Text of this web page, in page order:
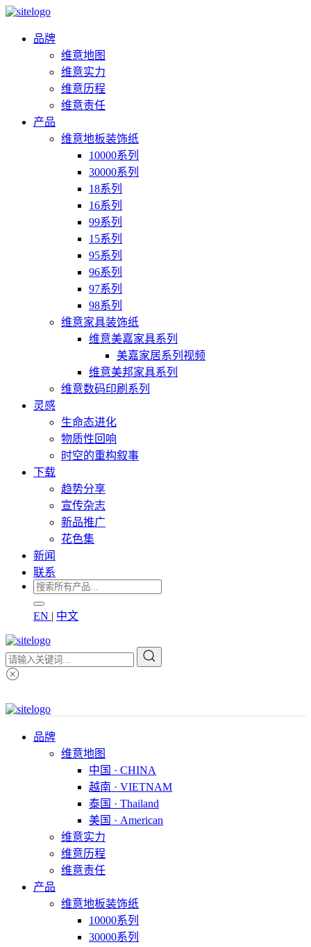
品牌
维意地图
维意实力
维意历程
维意责任
产品
维意地板装饰纸
10000系列
30000系列
18系列
16系列
99系列
15系列
95系列
96系列
97系列
98系列
维意家具装饰纸
维意美嘉家具系列
美嘉家居系列视频
维意美邦家具系列
维意数码印刷系列
灵感
生命态进化
物质性回响
时空的重构叙事
下载
趋势分享
宣传杂志
新品推广
花色集
新闻
联系
EN | 中文
品牌
维意地图
中国 · CHINA
越南 · VIETNAM
泰国 · Thailand
美国 · American
维意实力
维意历程
维意责任
产品
维意地板装饰纸
10000系列
30000系列